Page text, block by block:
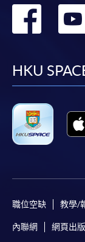
轉
HKU
職位空缺 教學/
內聯網 網頁出